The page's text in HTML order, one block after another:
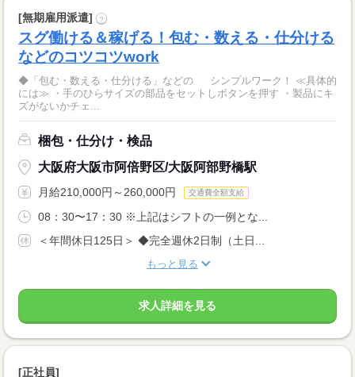
[無期雇用派遣] ?
スグ働ける＆稼げる！包む・数える・仕分ける
などのコツコツwork
◆「包む・数える・仕分ける」などの シンプルワーク！ ≪具体的
には≫ ・手のひらサイズの部品をセットしボタンを押す ・製品にキ
ズがないかチェ...
梱包・仕分け・検品
大阪府大阪市阿倍野区/大阪阿部野橋駅
月給210,000円～260,000円 交通費全額支給
08：30〜17：30 ※上記はシフトの一例とな...
＜年間休日125日＞ ◆完全週休2日制（土日...
もっと見る
求人詳細を見る
[正社員]